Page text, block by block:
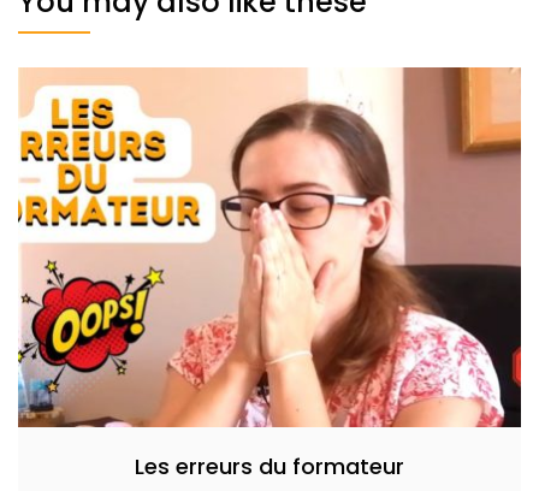
Les erreurs du formateur